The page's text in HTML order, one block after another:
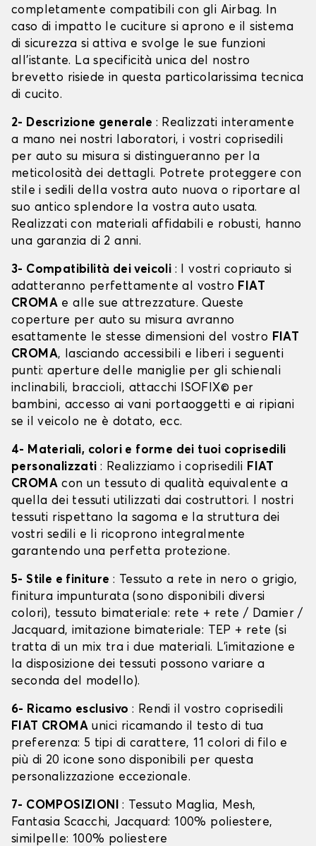
completamente compatibili con gli Airbag. In
caso di impatto le cuciture si aprono e il sistema
di sicurezza si attiva e svolge le sue funzioni
all'istante. La specificità unica del nostro
brevetto risiede in questa particolarissima tecnica
di cucito.
2- Descrizione generale : Realizzati interamente
a mano nei nostri laboratori, i vostri coprisedili
per auto su misura si distingueranno per la
meticolosità dei dettagli. Potrete proteggere con
stile i sedili della vostra auto nuova o riportare al
suo antico splendore la vostra auto usata.
Realizzati con materiali affidabili e robusti, hanno
una garanzia di 2 anni.
3- Compatibilità dei veicoli : I vostri copriauto si
adatteranno perfettamente al vostro FIAT
CROMA e alle sue attrezzature. Queste
coperture per auto su misura avranno
esattamente le stesse dimensioni del vostro FIAT
CROMA, lasciando accessibili e liberi i seguenti
punti: aperture delle maniglie per gli schienali
inclinabili, braccioli, attacchi ISOFIX© per
bambini, accesso ai vani portaoggetti e ai ripiani
se il veicolo ne è dotato, ecc.
4- Materiali, colori e forme dei tuoi coprisedili
personalizzati: Realizziamo i coprisedili FIAT
CROMA con un tessuto di qualità equivalente a
quella dei tessuti utilizzati dai costruttori. I nostri
tessuti rispettano la sagoma e la struttura dei
vostri sedili e li ricoprono integralmente
garantendo una perfetta protezione.
5- Stile e finiture : Tessuto a rete in nero o grigio,
finitura impunturata (sono disponibili diversi
colori), tessuto bimateriale: rete + rete / Damier /
Jacquard, imitazione bimateriale: TEP + rete (si
tratta di un mix tra i due materiali. L'imitazione e
la disposizione dei tessuti possono variare a
seconda del modello).
6- Ricamo esclusivo : Rendi il vostro coprisedili
FIAT CROMA unici ricamando il testo di tua
preferenza: 5 tipi di carattere, 11 colori di filo e
più di 20 icone sono disponibili per questa
personalizzazione eccezionale.
7- COMPOSIZIONI: Tessuto Maglia, Mesh,
Fantasia Scacchi, Jacquard: 100% poliestere,
similpelle: 100% poliestere